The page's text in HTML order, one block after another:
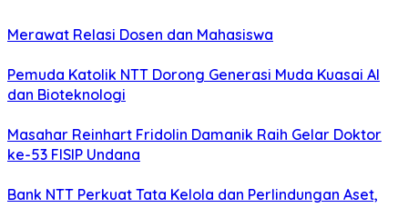
Merawat Relasi Dosen dan Mahasiswa
Pemuda Katolik NTT Dorong Generasi Muda Kuasai AI
dan Bioteknologi
Masahar Reinhart Fridolin Damanik Raih Gelar Doktor
ke-53 FISIP Undana
Bank NTT Perkuat Tata Kelola dan Perlindungan Aset,